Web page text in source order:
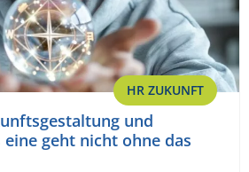
HR ZUKUNFT
und
eine geht nicht ohne das